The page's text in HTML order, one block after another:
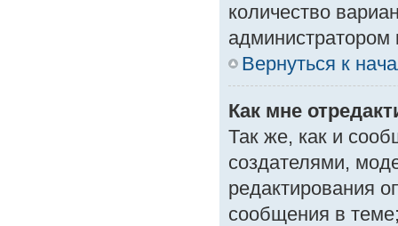
количество
Вернуться к
Как мне
Так же, как и
создателями,
редактирования
сообщения в